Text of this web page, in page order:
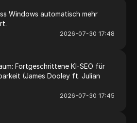
Windows automatisch mehr
2026-07-30 17:48
Fortgeschrittene KI-SEO für
(James Dooley ft. Julian
2026-07-30 17:45